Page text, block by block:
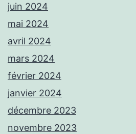
juin 2024
mai 2024
avril 2024
mars 2024
février 2024
janvier 2024
décembre 2023
novembre 2023